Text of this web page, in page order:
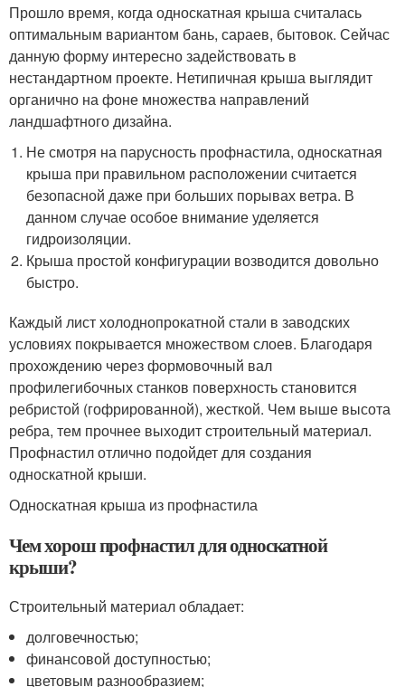
Прошло время, когда односкатная крыша считалась
оптимальным вариантом бань, сараев, бытовок. Сейчас
данную форму интересно задействовать в
нестандартном проекте. Нетипичная крыша выглядит
органично на фоне множества направлений
ландшафтного дизайна.
Не смотря на парусность профнастила, односкатная
крыша при правильном расположении считается
безопасной даже при больших порывах ветра. В
данном случае особое внимание уделяется
гидроизоляции.
Крыша простой конфигурации возводится довольно
быстро.
Каждый лист холоднопрокатной стали в заводских
условиях покрывается множеством слоев. Благодаря
прохождению через формовочный вал
профилегибочных станков поверхность становится
ребристой (гофрированной), жесткой. Чем выше высота
ребра, тем прочнее выходит строительный материал.
Профнастил отлично подойдет для создания
односкатной крыши.
Односкатная крыша из профнастила
Чем хорош профнастил для односкатной
крыши?
Строительный материал обладает:
долговечностью;
финансовой доступностью;
цветовым разнообразием;